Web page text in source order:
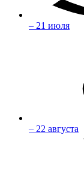
– 21 июля
– 22 августа